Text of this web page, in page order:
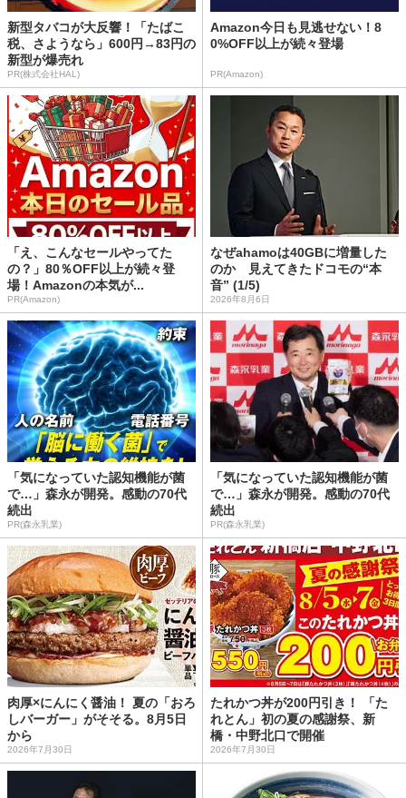
新型タバコが大反響！「たばこ
税、さようなら」600円→83円の
新型が爆売れ
PR(株式会社HAL)
Amazon今日も見逃せない！8
0%OFF以上が続々登場
PR(Amazon)
「え、こんなセールやってた
の？」80％OFF以上が続々登
場！Amazonの本気が...
PR(Amazon)
なぜahamoは40GBに増量した
のか 見えてきたドコモの“本
音” (1/5)
2026年8月6日
「気になっていた認知機能が菌
で…」森永が開発。感動の70代
続出
PR(森永乳業)
「気になっていた認知機能が菌
で…」森永が開発。感動の70代
続出
PR(森永乳業)
肉厚×にんにく醤油！ 夏の「おろ
しバーガー」がそそる。8月5日
から
2026年7月30日
たれかつ丼が200円引き！ 「た
れとん」初の夏の感謝祭、新
橋・中野北口で開催
2026年7月30日